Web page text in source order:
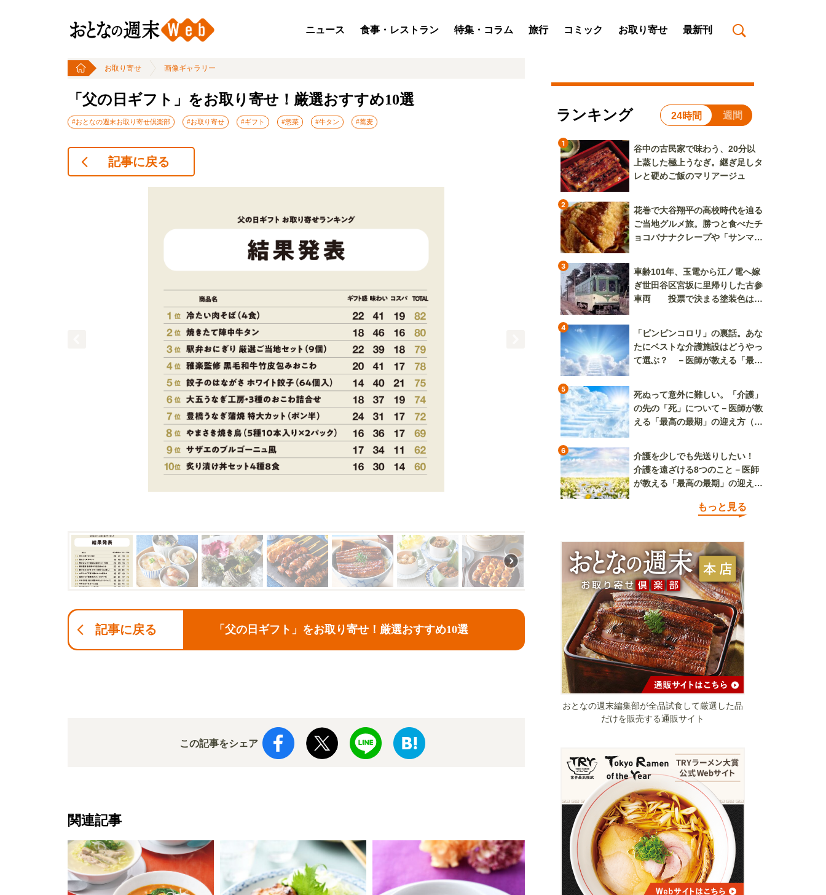
ニュース 食事・レストラン 特集・コラム 旅行 コミック お取り寄せ 最新刊
お取り寄せ 画像ギャラリー
「父の日ギフト」をお取り寄せ！厳選おすすめ10選
#おとなの週末お取り寄せ倶楽部 #お取り寄せ #ギフト #惣菜 #牛タン #蕎麦
記事に戻る
記事に戻る 「父の日ギフト」をお取り寄せ！厳選おすすめ10選
この記事をシェア
関連記事
ランキング 24時間 週間
1
谷中の古民家で味わう、20分以
上蒸した極上うなぎ。継ぎ足しタ
レと硬めご飯のマリアージュ
2
花巻で大谷翔平の高校時代を辿る
ご当地グルメ旅。勝つと食べたチ
ョコバナナクレープや「サンマー
3
車齢101年、玉電から江ノ電へ嫁
ぎ世田谷区宮坂に里帰りした古参
車両 投票で決まる塗装色は、
4
「ピンピンコロリ」の裏話。あな
たにベストな介護施設はどうやっ
て選ぶ？ －医師が教える「最高
5
死ぬって意外に難しい。「介護」
の先の「死」について－医師が教
える「最高の最期」の迎え方（そ
6
介護を少しでも先送りしたい！
介護を遠ざける8つのこと－医師
が教える「最高の最期」の迎え方
もっと見る
おとなの週末編集部が全品試食して厳選した品
だけを販売する通販サイト